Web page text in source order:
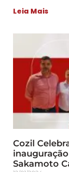
Leia Mais
Cozil
Sakamoto